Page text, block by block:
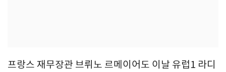
프랑스 재무장관 브뤼노 르메이어도 이날 유럽1 라디